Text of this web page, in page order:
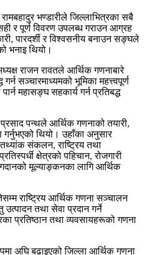
भण्डारीले जिल्लाभित्रका सबै
र पूर्ण विवरण उपलब्ध गराउन आग्रह
पारदर्शी र विश्वसनीय बनाउन सङ्घले
भनाइ थियो।
राजन रावतले आर्थिक गणनाबारे
सञ्चारमाध्यमको भूमिका महत्त्वपूर्ण
महासङ्घ सहकार्य गर्न प्रतिबद्ध
पन्थले आर्थिक गणनाको तयारी,
थियो। उहाँका अनुसार
तथ्यांक संकलन, राष्ट्रिय तथा
क्षेत्रको पहिचान, रोजगारी
मूल्याङ्कनका लागि आर्थिक
राष्ट्रिय आर्थिक गणना सञ्चालन
तथा सेवा प्रदान गर्ने
प्रतिष्ठान तथा व्यवसायहरूको गणना
अघि बढाइएको जिल्ला आर्थिक गणना